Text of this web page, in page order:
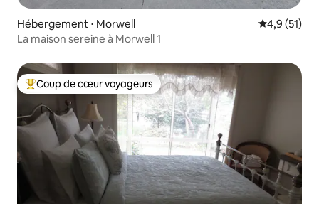
Hébergement ⋅ Morwell Évaluation
4,9 (51)
La maison sereine à Morwell 1
Coups de cœur voyageurs les plus appréciés
Coup de cœur voyageurs